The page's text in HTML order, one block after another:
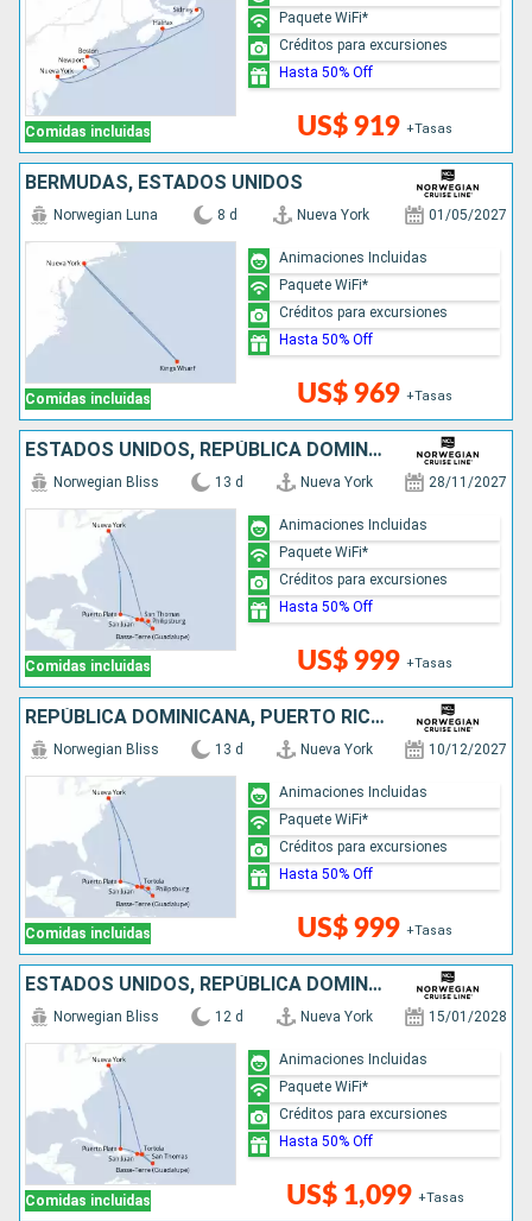
Comidas incluidas US$ 919 +Tasas
Paquete WiFi*
Créditos para excursiones
Hasta 50% Off
BERMUDAS, ESTADOS UNIDOS
Comidas incluidas
Norwegian Luna 8 d Nueva York 01/05/2027
US$ 969 +Tasas
Animaciones Incluidas
Paquete WiFi*
Créditos para excursiones
Hasta 50% Off
ESTADOS UNIDOS, REPÚBLICA DOMINICANA, PUERTO RICO, SAN MARTÍN
Comidas incluidas
Norwegian Bliss 13 d Nueva York 28/11/2027
US$ 999 +Tasas
Animaciones Incluidas
Paquete WiFi*
Créditos para excursiones
Hasta 50% Off
REPÚBLICA DOMINICANA, PUERTO RICO, SAN MARTÍN, ESTADOS UNIDOS
Comidas incluidas
Norwegian Bliss 13 d Nueva York 10/12/2027
US$ 999 +Tasas
Animaciones Incluidas
Paquete WiFi*
Créditos para excursiones
Hasta 50% Off
ESTADOS UNIDOS, REPÚBLICA DOMINICANA, PUERTO RICO
Comidas incluidas
Norwegian Bliss 12 d Nueva York 15/01/2028
US$ 1,099 +Tasas
Animaciones Incluidas
Paquete WiFi*
Créditos para excursiones
Hasta 50% Off